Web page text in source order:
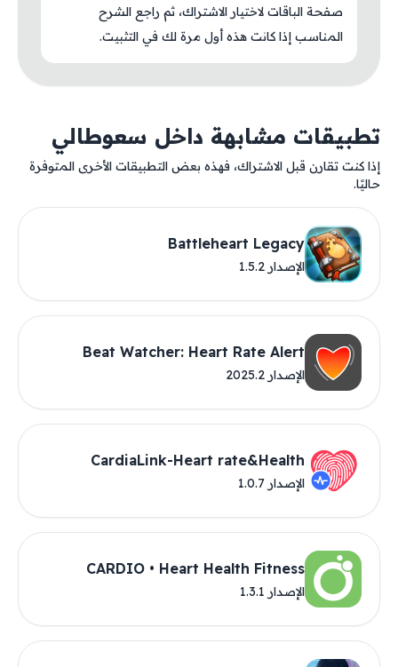
صفحة الباقات لاختيار الاشتراك، ثم راجع الشرح
المناسب إذا كانت هذه أول مرة لك في التثبيت.
تطبيقات مشابهة داخل سعوطالي
إذا كنت تقارن قبل الاشتراك، فهذه بعض التطبيقات الأخرى المتوفرة
حاليًا.
Battleheart Legacy
الإصدار 1.5.2
Beat Watcher: Heart Rate Alert
الإصدار 2025.2
CardiaLink-Heart rate&Health
الإصدار 1.0.7
CARDIO • Heart Health Fitness
الإصدار 1.3.1